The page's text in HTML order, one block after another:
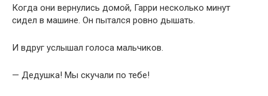
Когда они вернулись домой, Гарри несколько минут
сидел в машине. Он пытался ровно дышать.
И вдруг услышал голоса мальчиков.
— Дедушка! Мы скучали по тебе!